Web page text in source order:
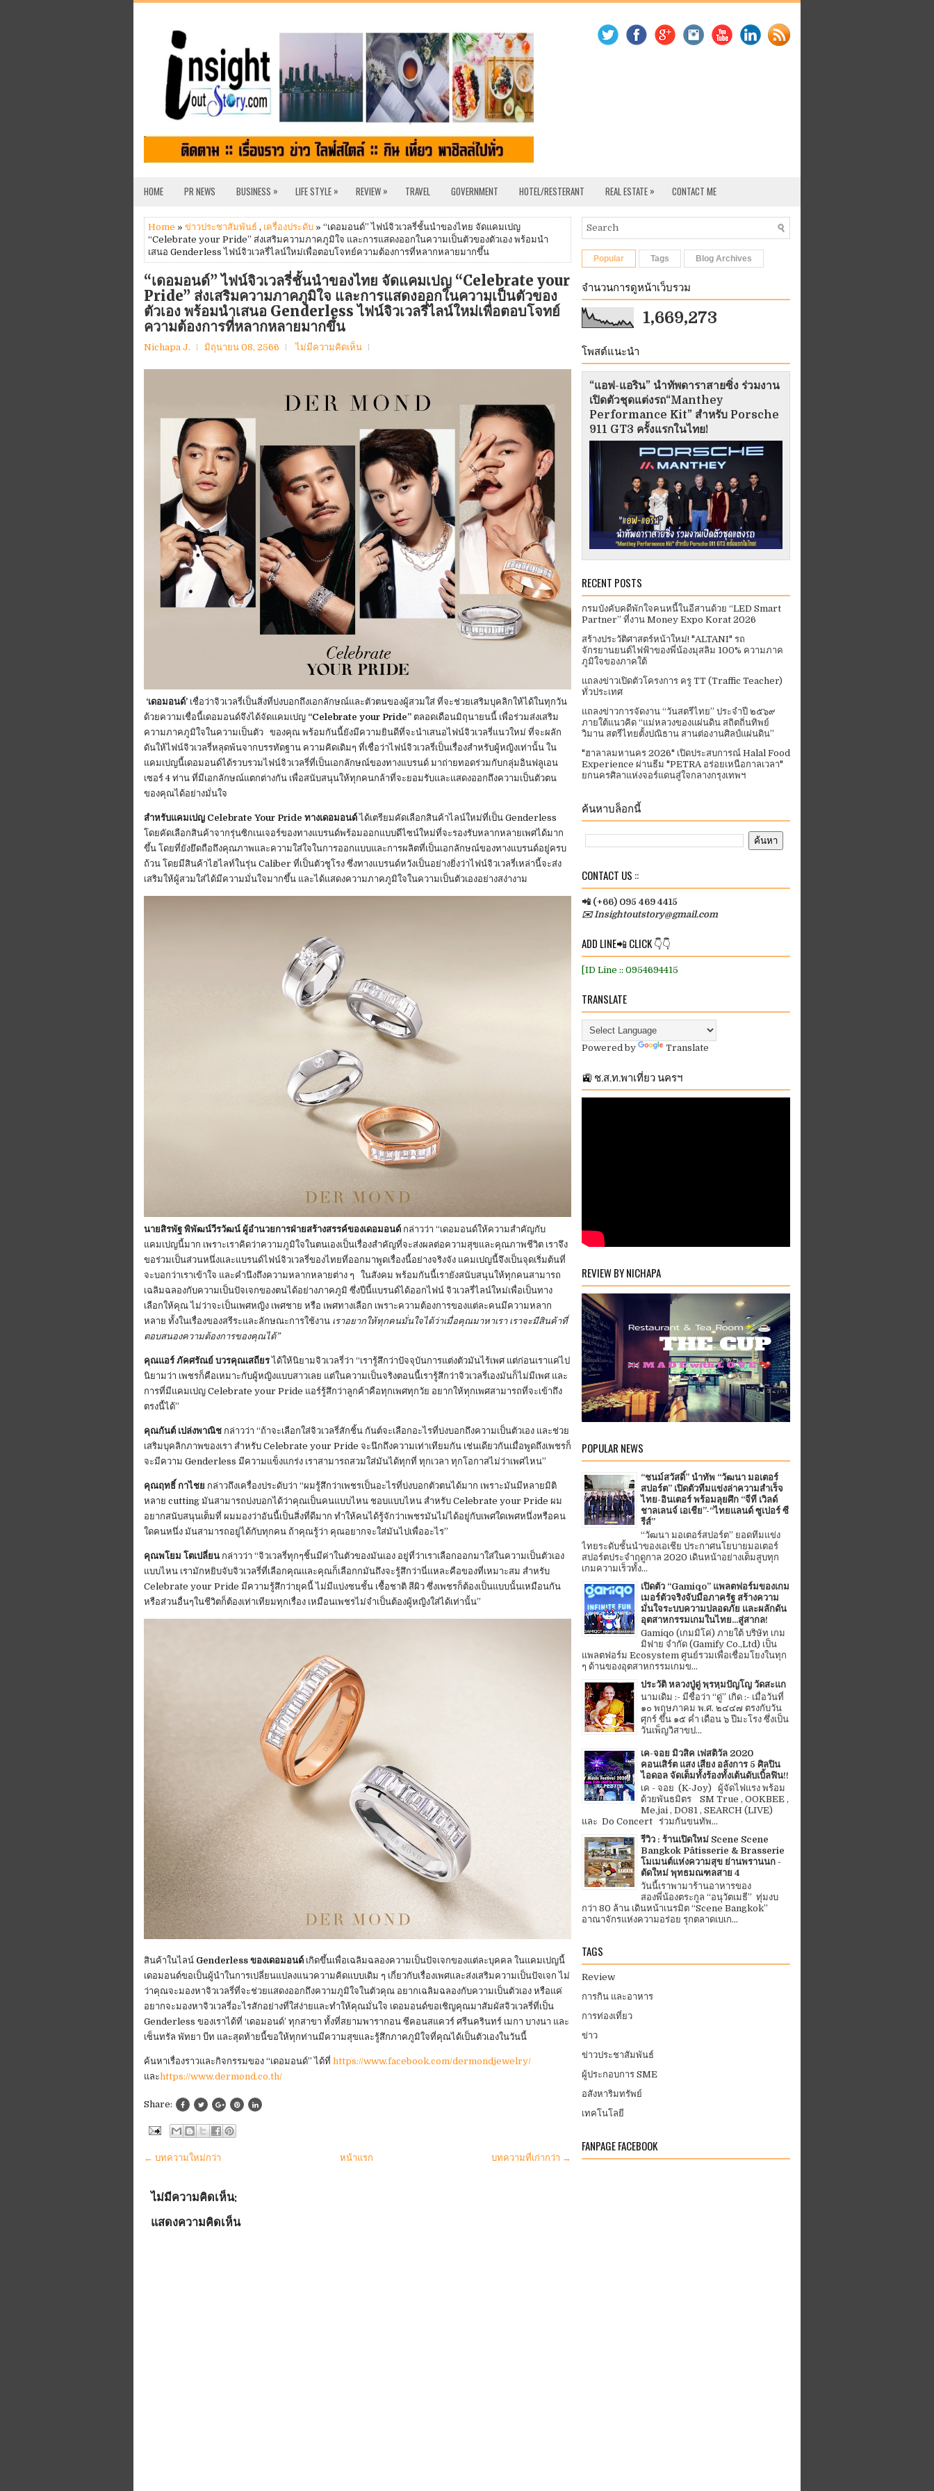
HOME PR NEWS BUSINESS » LIFE STYLE » REVIEW » TRAVEL GOVERNMENT HOTEL/RESTERANT REAL ESTATE » CONTACT ME
Home » ข่าวประชาสัมพันธ์ , เครื่องประดับ » “เดอมอนด์” ไฟน์จิวเวลรี่ชั้นนำของไทย จัดแคมเปญ
“Celebrate your Pride” ส่งเสริมความภาคภูมิใจ และการแสดงออกในความเป็นตัวของตัวเอง พร้อมนำ
เสนอ Genderless ไฟน์จิวเวลรี่ไลน์ใหม่เพื่อตอบโจทย์ความต้องการที่หลากหลายมากขึ้น
“เดอมอนด์” ไฟน์จิวเวลรี่ชั้นนำของไทย จัดแคมเปญ “Celebrate your
Pride” ส่งเสริมความภาคภูมิใจ และการแสดงออกในความเป็นตัวของ
ตัวเอง พร้อมนำเสนอ Genderless ไฟน์จิวเวลรี่ไลน์ใหม่เพื่อตอบโจทย์
ความต้องการที่หลากหลายมากขึ้น
Nichapa J. มิถุนายน 08, 2566 ไม่มีความคิดเห็น
‘เดอมอนด์’ เชื่อว่าจิวเวลรี่เป็นสิ่งที่บ่งบอกถึงเอกลักษณ์และตัวตนของผู้สวมใส่ ที่จะช่วยเสริมบุคลิกให้ได้ในทุกวัน
ด้วยความเชื่อนี้เดอมอนด์จึงได้จัดแคมเปญ “Celebrate your Pride” ตลอดเดือนมิถุนายนนี้ เพื่อร่วมส่งเสริม
ความภาคภูมิใจในความเป็นตัว ของคุณ พร้อมกันนี้ยังมีความยินดีที่จะนำเสนอไฟน์จิวเวลรี่แนวใหม่ ที่จะผลัก
ดันให้ไฟน์จิวเวลรี่หลุดพ้นจากบรรทัดฐาน ความคิดเดิมๆ ที่เชื่อว่าไฟน์จิวเวลรี่เป็นเรื่องสำหรับผู้หญิงเท่านั้น ใน
แคมเปญนี้เดอมอนด์ได้รวบรวมไฟน์จิวเวลรี่ที่เป็นเอกลักษณ์ของทางแบรนด์ มาถ่ายทอดร่วมกับกลุ่มอินฟลูเอน
เซอร์ 4 ท่าน ที่มีเอกลักษณ์แตกต่างกัน เพื่อสนับสนุนให้ทุกคนกล้าที่จะยอมรับและแสดงออกถึงความเป็นตัวตน
ของคุณได้อย่างมั่นใจ
สำหรับแคมเปญ Celebrate Your Pride ทางเดอมอนด์ได้เตรียมคัดเลือกสินค้าไลน์ใหม่ที่เป็น Genderless
โดยคัดเลือกสินค้าจากรุ่นซิกเนเจอร์ของทางแบรนด์พร้อมออกแบบดีไซน์ใหม่ที่จะรองรับหลากหลายเพศได้มาก
ขึ้น โดยที่ยังยึดถือถึงคุณภาพและความใส่ใจในการออกแบบและการผลิตที่เป็นเอกลักษณ์ของทางแบรนด์อยู่ครบ
ถ้วน โดยมีสินค้าไฮไลท์ในรุ่น Caliber ที่เป็นตัวชูโรง ซึ่งทางแบรนด์หวังเป็นอย่างยิ่งว่าไฟน์จิวเวลรี่เหล่านี้จะส่ง
เสริมให้ผู้สวมใส่ได้มีความมั่นใจมากขึ้น และได้แสดงความภาคภูมิใจในความเป็นตัวเองอย่างสง่างาม
นายสิรพัฐ พิพัฒน์วีรวัฒน์ ผู้อำนวยการฝ่ายสร้างสรรค์ของเดอมอนด์ กล่าวว่า “เดอมอนด์ให้ความสำคัญกับ
แคมเปญนี้มาก เพราะเราคิดว่าความภูมิใจในตนเองเป็นเรื่องสำคัญที่จะส่งผลต่อความสุขและคุณภาพชีวิต เราจึง
ขอร่วมเป็นส่วนหนึ่งและแบรนด์ไฟน์จิวเวลรี่ของไทยที่ออกมาพูดเรื่องนี้อย่างจริงจัง แคมเปญนี้จึงเป็นจุดเริ่มต้นที่
จะบอกว่าเราเข้าใจ และคำนึงถึงความหลากหลายต่าง ๆ ในสังคม พร้อมกันนี้เรายังสนับสนุนให้ทุกคนสามารถ
เฉลิมฉลองกับความเป็นปัจเจกของตนได้อย่างภาคภูมิ ซึ่งปีนี้แบรนด์ได้ออกไฟน์ จิวเวลรี่ไลน์ใหม่เพื่อเป็นทาง
เลือกให้คุณ ไม่ว่าจะเป็นเพศหญิง เพศชาย หรือ เพศทางเลือก เพราะความต้องการของแต่ละคนมีความหลาก
หลาย ทั้งในเรื่องของสรีระและลักษณะการใช้งาน เราอยากให้ทุกคนมั่นใจได้ว่าเมื่อคุณมาหาเรา เราจะมีสินค้าที่
ตอบสนองความต้องการของคุณได้”
คุณแอร์ ภัคศรัณย์ บวรคุณเสถียรได้ให้นิยามจิวเวลรี่ว่า “เรารู้สึกว่าปัจจุบันการแต่งตัวมันไร้เพศ แต่ก่อนเราแค่ไป
นิยามว่า เพชรก็คือเหมาะกับผู้หญิงแบบสาวเลย แต่ในความเป็นจริงตอนนี้เรารู้สึกว่าจิวเวลรี่เองมันก็ไม่มีเพศ และ
การที่มีแคมเปญ Celebrate your Pride แอร์รู้สึกว่าลูกค้าคือทุกเพศทุกวัย อยากให้ทุกเพศสามารถที่จะเข้าถึง
ตรงนี้ได้”
คุณกันต์ เปล่งพาณิช กล่าวว่า “ถ้าจะเลือกใส่จิวเวลรี่สักชิ้น กันต์จะเลือกอะไรที่บ่งบอกถึงความเป็นตัวเอง และช่วย
เสริมบุคลิกภาพของเรา สำหรับ Celebrate your Pride จะนึกถึงความเท่าเทียมกัน เช่นเดียวกันเมื่อพูดถึงเพชรก็
จะมีความ Genderless มีความแข็งแกร่ง เราสามารถสวมใส่มันได้ทุกที่ ทุกเวลา ทุกโอกาสไม่ว่าเพศไหน”
คุณฤทธิ์ กาไชย กล่าวถึงเครื่องประดับว่า “ผมรู้สึกว่าเพชรเป็นอะไรที่บ่งบอกตัวตนได้มาก เพราะมันมีหลายมิติ
หลาย cutting มันสามารถบ่งบอกได้ว่าคุณเป็นคนแบบไหน ชอบแบบไหน สำหรับ Celebrate your Pride ผม
อยากสนับสนุนเต็มที่ ผมมองว่าอันนี้เป็นสิ่งที่ดีมาก ทำให้คนได้รู้จักว่าเพชรมันไม่ได้อยู่กับเพศใดเพศหนึ่งหรือคน
ใดคนหนึ่ง มันสามารถอยู่ได้กับทุกคน ถ้าคุณรู้ว่า คุณอยากจะใส่มันไปเพื่ออะไร”
คุณพโยม โตเปลี่ยน กล่าวว่า “จิวเวลรี่ทุกๆชิ้นมีค่าในตัวของมันเอง อยู่ที่ว่าเราเลือกออกมาใส่ในความเป็นตัวเอง
แบบไหน เรามักหยิบจับจิวเวลรี่ที่เลือกคุณและคุณก็เลือกกมันถึงจะรู้สึกว่านี่แหละคือของที่เหมาะสม สำหรับ
Celebrate your Pride มีความรู้สึกว่ายุคนี้ ไม่มีแบ่งชนชั้น เชื้อชาติ สีผิว ซึ่งเพชรก็ต้องเป็นแบบนั้นเหมือนกัน
หรือส่วนอื่นๆในชีวิตก็ต้องเท่าเทียมทุกเรื่อง เหมือนเพชรไม่จำเป็นต้องผู้หญิงใส่ได้เท่านั้น”
สินค้าในไลน์ Genderless ของเดอมอนด์ เกิดขึ้นเพื่อเฉลิมฉลองความเป็นปัจเจกของแต่ละบุคคล ในแคมเปญนี้
เดอมอนด์ขอเป็นผู้นำในการเปลี่ยนแปลงแนวความคิดแบบเดิม ๆ เกี่ยวกับเรื่องเพศและส่งเสริมความเป็นปัจเจก ไม่
ว่าคุณจะมองหาจิวเวลรี่ที่จะช่วยแสดงออกถึงความภูมิใจในตัวคุณ อยากเฉลิมฉลองกับความเป็นตัวเอง หรือแค่
อยากจะมองหาจิวเวลรี่อะไรสักอย่างที่ใส่ง่ายและทำให้คุณมั่นใจ เดอมอนด์ขอเชิญคุณมาสัมผัสจิวเวลรี่ที่เป็น
Genderless ของเราได้ที่ ‘เดอมอนด์’ ทุกสาขา ทั้งที่สยามพารากอน ซีคอนสแควร์ ศรีนครินทร์ เมกา บางนา และ
เซ็นทรัล พัทยา บีท และสุดท้ายนี้ขอให้ทุกท่านมีความสุขและรู้สึกภาคภูมิใจที่คุณได้เป็นตัวเองในวันนี้
ค้นหาเรื่องราวและกิจกรรมของ “เดอมอนด์” ได้ที่ https://www.facebook.com/dermondjewelry/
และhttps://www.dermond.co.th/
Share:
← บทความใหม่กว่า บทความที่เก่ากว่า →
หน้าแรก
ไม่มีความคิดเห็น:
แสดงความคิดเห็น
Popular Tags Blog Archives
จำนวนการดูหน้าเว็บรวม
1,669,273
โพสต์แนะนำ
“แอฟ-แอริน” นำทัพดาราสายซิ่ง ร่วมงาน
เปิดตัวชุดแต่งรถ“Manthey
Performance Kit” สำหรับ Porsche
911 GT3 ครั้งแรกในไทย!
RECENT POSTS
กรมบังคับคดีพักใจคนหนี้ในอีสานด้วย “LED Smart
Partner” ที่งาน Money Expo Korat 2026
สร้างประวัติศาสตร์หน้าใหม่! "ALTANI" รถ
จักรยานยนต์ไฟฟ้าของพี่น้องมุสลิม 100% ความภาค
ภูมิใจของภาคใต้
แถลงข่าวเปิดตัวโครงการ ครู TT (Traffic Teacher)
ทั่วประเทศ​
แถลงข่าวการจัดงาน “วันสตรีไทย” ประจําปี ๒๕๖๙
ภายใต้แนวคิด “แม่หลวงของแผ่นดิน สถิตถิ่นทิพย์
วิมาน สตรีไทยตั้งปณิธาน สานต่องานศิลป์แผ่นดิน”
"ฮาลาลมหานคร 2026" เปิดประสบการณ์ Halal Food
Experience ผ่านธีม "PETRA อร่อยเหนือกาลเวลา"
ยกนครศิลาแห่งจอร์แดนสู่ใจกลางกรุงเทพฯ
ค้นหาบล็อกนี้
CONTACT US ::
📲 (+66) 095 469 4415
✉️ Insightoutstory@gmail.com
ADD LINE📲 CLICK 👇👇
[ID Line :: 0954694415
TRANSLATE
Powered by Translate
🚉 ช.ส.ท.พาเที่ยว นครฯ
REVIEW BY NICHAPA
POPULAR NEWS
“ชนม์สวัสดิ์” นำทัพ “วัฒนา มอเตอร์
สปอร์ต” เปิดตัวทีมแข่งล่าความสำเร็จ
ไทย-อินเตอร์ พร้อมลุยศึก “จีที เวิลด์
ชาลเลนจ์ เอเชีย”-“ไทยแลนด์ ซูเปอร์ ซี
รีส์”
“วัฒนา มอเตอร์สปอร์ต” ยอดทีมแข่ง
ไทยระดับชั้นนำของเอเชีย ประกาศนโยบายมอเตอร์
สปอร์ตประจำฤดูกาล 2020 เดินหน้าอย่างเต็มสูบทุก
เกมความเร็วทั้ง...
เปิดตัว “Gamiqo” แพลตฟอร์มของเกม
เมอร์ตัวจริงจับมือภาครัฐ สร้างความ
มั่นใจระบบความปลอดภัย และผลักดัน
อุตสาหกรรมเกมในไทย...สู่สากล!
Gamiqo (เกมมิโค่) ภายใต้ บริษัท เกม
มิฟาย จำกัด (Gamify Co.,Ltd) เป็น
แพลตฟอร์ม Ecosystem ศูนย์รวมเพื่อเชื่อมโยงในทุก
ๆ ด้านของอุตสาหกรรมเกมข...
ประวัติ หลวงปู่ดู่ พฺรหฺมปัญโญ วัดสะแก
นามเดิม :- มีชื่อว่า “ดู่” เกิด :- เมื่อวันที่
๑๐ พฤษภาคม พ.ศ. ๒๔๔๗ ตรงกับวัน
ศุกร์ ขึ้น ๑๕ ค่ำ เดือน ๖ ปีมะโรง ซึ่งเป็น
วันเพ็ญวิสาขป...
เค-จอย มิวสิค เฟสติวัล 2020
คอนเสิร์ต แสง เสียง อลังการ 5 ศิลปิน
ไอดอล จัดเต็มทั้งร้องทั้งเต้นดับเบิ้ลฟิน!!
เค - จอย (K-Joy) ผู้จัดไฟแรง พร้อม
ด้วยพันธมิตร SM True , OOKBEE ,
Me.jai , DO81 , SEARCH (LIVE)
และ Do Concert ร่วมกันขนทัพ...
รีวิว : ร้านเปิดใหม่ Scene Scene
Bangkok Pâtisserie & Brasserie
โมเมนต์แห่งความสุข ย่านพรานนก -
ตัดใหม่ พุทธมณฑลสาย 4
วันนี้เราพามาร้านอาหารของ
สองพี่น้องตระกูล “อนุวัตเมธี” ทุ่มงบ
กว่า 80 ล้าน เดินหน้าเนรมิต “Scene Bangkok”
อาณาจักรแห่งความอร่อย รุกตลาดเบเก...
TAGS
Review
การกิน และอาหาร
การท่องเที่ยว
ข่าว
ข่าวประชาสัมพันธ์
ผู้ประกอบการ SME
อสังหาริมทรัพย์
เทคโนโลยี
FANPAGE FACEBOOK